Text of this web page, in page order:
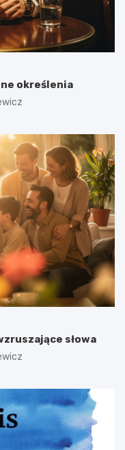
określenia
słowa